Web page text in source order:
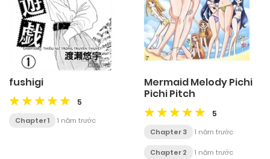
fushigi
5
Chapter 1 1 năm trước
Mermaid Melody Pichi
Pichi Pitch
5
Chapter 3 1 năm trước
Chapter 2 1 năm trước